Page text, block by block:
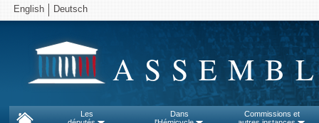
English Deutsch
Les
Dans
Commissions et